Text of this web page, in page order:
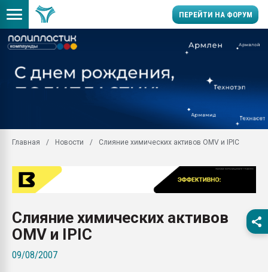
ПЕРЕЙТИ НА ФОРУМ
заводу пластмасс"
Помощь в подборе
Вакуум-формовочные
ближайшее
первый план в
Главная Новости Слияние химических активов OMV и IPIC
Слияние химических активов
OMV и IPIC
09/08/2007